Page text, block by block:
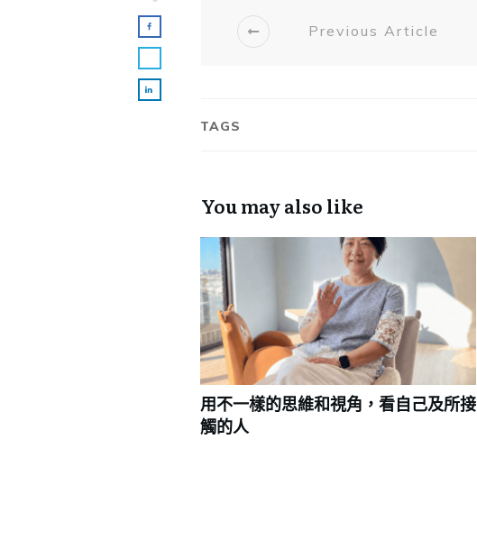
Previous Article
TAGS
You may also like
用不一樣的思維和視角，看自己及所接
觸的人